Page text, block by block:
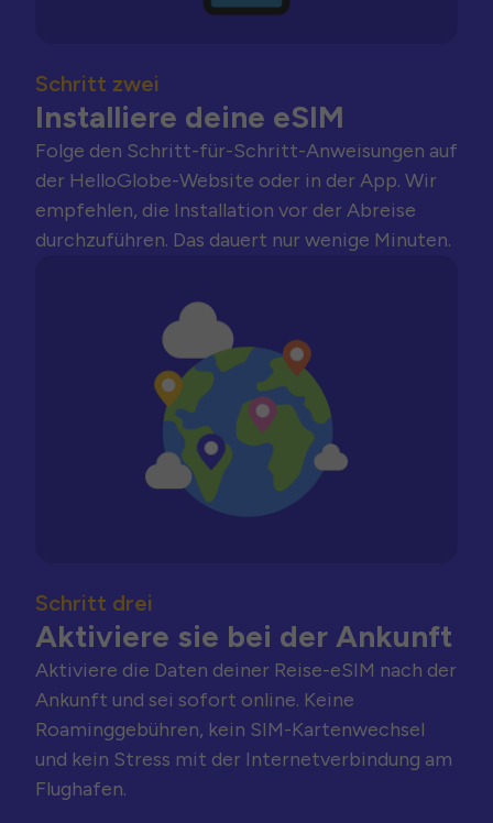
Schritt zwei
Installiere deine eSIM
Folge den Schritt-für-Schritt-Anweisungen auf
der HelloGlobe-Website oder in der App. Wir
empfehlen, die Installation vor der Abreise
durchzuführen. Das dauert nur wenige Minuten.
Schritt drei
Aktiviere sie bei der Ankunft
Aktiviere die Daten deiner Reise-eSIM nach der
Ankunft und sei sofort online. Keine
Roaminggebühren, kein SIM-Kartenwechsel
und kein Stress mit der Internetverbindung am
Flughafen.